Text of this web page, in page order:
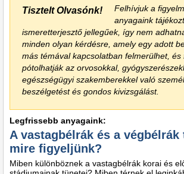
Tisztelt Olvasónk!
Felhívjuk a
anyagaink
ismeretterjesztő jellegűek, így nem
minden olyan kérdésre, amely egy adott
más témával kapcsolatban felmerülhet, és
pótolhatják az orvosokkal,
egészségügyi szakemberekkel való
beszélgetést és gondos kivizsgálást.
Legfrissebb anyagaink:
A vastagbélrák és a végbélrák
mire figyeljünk?
Miben különböznek a vastagbélrák korai és